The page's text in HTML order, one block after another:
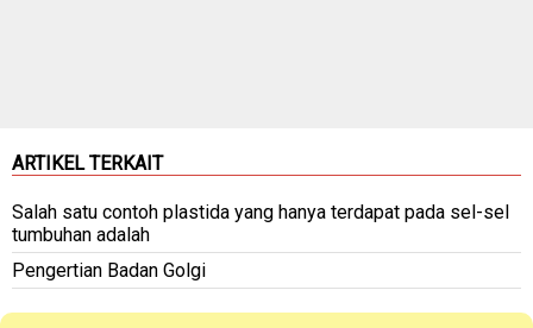
ARTIKEL TERKAIT
Salah satu contoh plastida yang hanya terdapat pada sel-sel
tumbuhan adalah
Pengertian Badan Golgi